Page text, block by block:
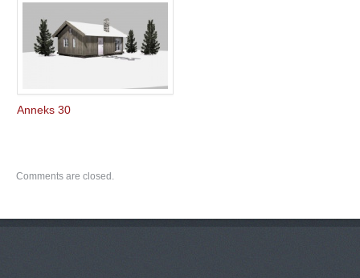
Anneks 30
Comments are closed.